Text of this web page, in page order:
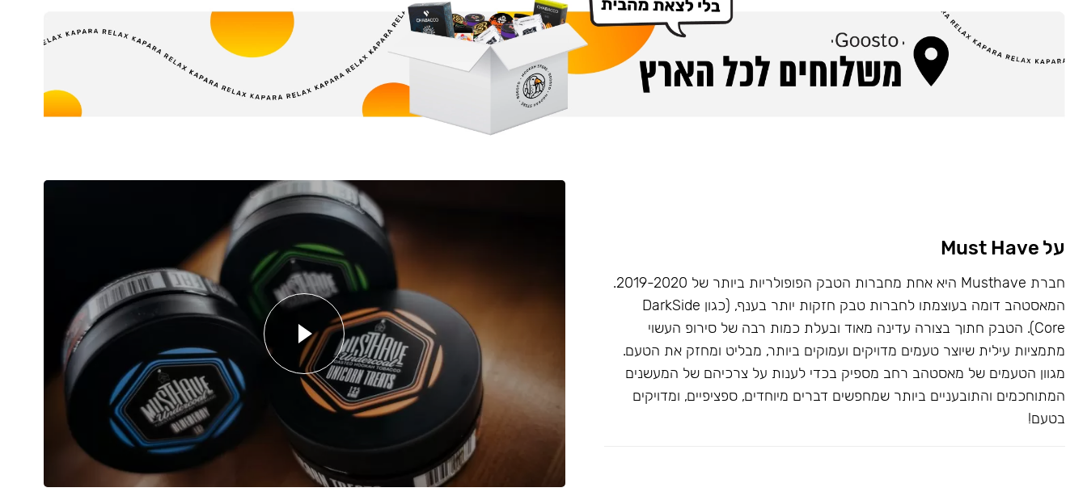
על Must Have
חברת Musthave היא אחת מחברות הטבק הפופולריות ביותר של 2019-2020.
המאסטהב דומה בעוצמתו לחברות טבק חזקות יותר בענף, (כגון DarkSide
Core). הטבק חתוך בצורה עדינה מאוד ובעלת כמות רבה של סירופ העשוי
מתמציות עילית שיוצר טעמים מדויקים ועמוקים ביותר, מבליט ומחזק את הטעם.
מגוון הטעמים של מאסטהב רחב מספיק בכדי לענות על צרכיהם של המעשנים
המתוחכמים והתובעניים ביותר שמחפשים דברים מיוחדים, ספציפיים, ומדויקים
בטעם!